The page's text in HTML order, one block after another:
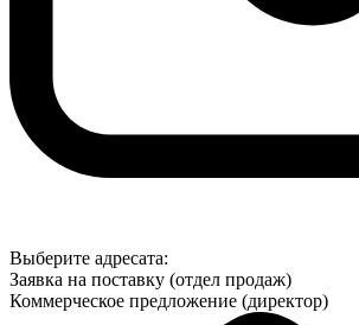
Выберите адресата:
Заявка на поставку (отдел продаж)
Коммерческое предложение (директор)